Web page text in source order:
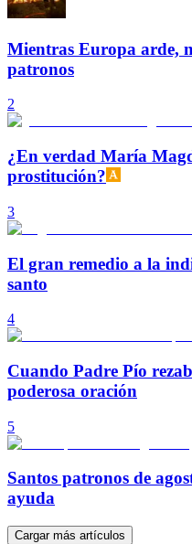
Mientras Europa arde,
patronos
2
¿En verdad María
prostitución?
3
El gran remedio a la
santo
4
Cuando Padre Pío
poderosa oración
5
Santos patronos de
ayuda
Cargar más artículos